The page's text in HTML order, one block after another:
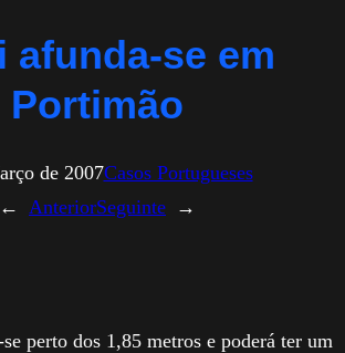
afunda-se em
Portimão
de 2007Casos Portugueses
←
AnteriorSeguinte →
perto dos 1,85 metros e poderá ter um